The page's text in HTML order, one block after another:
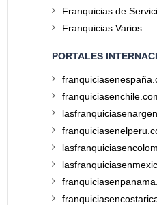
Franquicias de
Franquicias Varios
PORTALES